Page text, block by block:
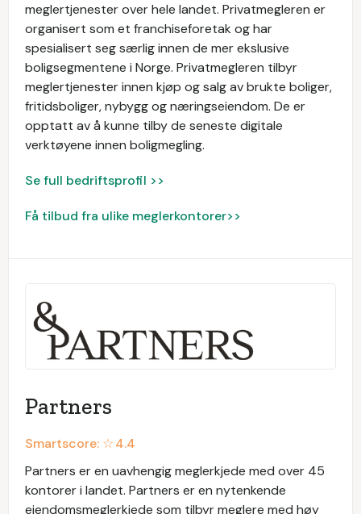
meglertjenester over hele landet. Privatmegleren er
organisert som et franchiseforetak og har
spesialisert seg særlig innen de mer ekslusive
boligsegmentene i Norge. Privatmegleren tilbyr
meglertjenester innen kjøp og salg av brukte boliger,
fritidsboliger, nybygg og næringseiendom. De er
opptatt av å kunne tilby de seneste digitale
verktøyene innen boligmegling.
Se full bedriftsprofil >>
Få tilbud fra ulike meglerkontorer>>
Partners
Smartscore: ☆4.4
Partners er en uavhengig meglerkjede med over 45
kontorer i landet. Partners er en nytenkende
eiendomsmeglerkjede som tilbyr meglere med høy